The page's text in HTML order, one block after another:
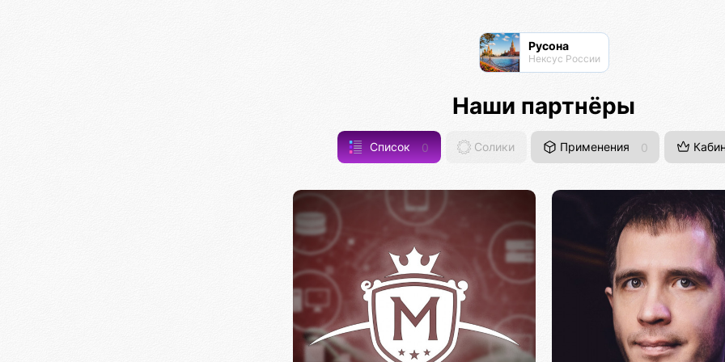
Русона
Нексус России
Наши партнёры
Список 0 Солики Применения 0